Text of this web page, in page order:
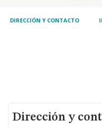
DIRECCIÓN Y CONTACTO
Dirección y